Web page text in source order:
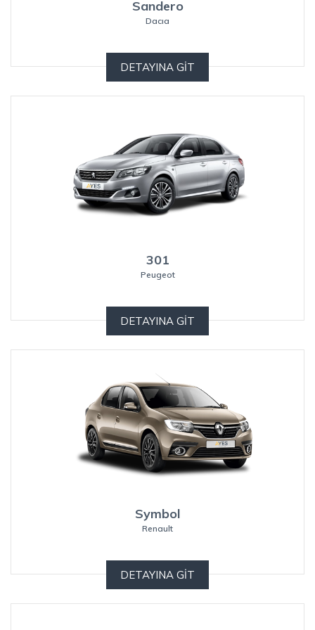
Sandero
Dacıa
DETAYINA GİT
301
Peugeot
DETAYINA GİT
Symbol
Renault
DETAYINA GİT